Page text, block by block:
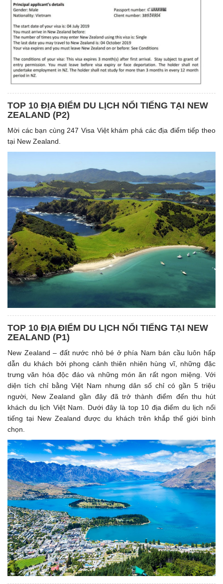
TOP 10 ĐỊA ĐIỂM DU LỊCH NỔI TIẾNG TẠI NEW
ZEALAND (P2)
Mời các bạn cùng 247 Visa Việt khám phá các địa điểm tiếp theo
tại New Zealand.
TOP 10 ĐỊA ĐIỂM DU LỊCH NỔI TIẾNG TẠI NEW
ZEALAND (P1)
New Zealand – đất nước nhỏ bé ở phía Nam bán cầu luôn hấp
dẫn du khách bởi phong cảnh thiên nhiên hùng vĩ, những đặc
trưng văn hóa độc đáo và những món ăn rất ngon miệng. Với
diện tích chỉ bằng Việt Nam nhưng dân số chỉ có gần 5 triệu
người, New Zealand gần đây đã trở thành điểm đến thu hút
khách du lịch Việt Nam. Dưới đây là top 10 địa điểm du lịch nổi
tiếng tại New Zealand được du khách trên khắp thế giới bình
chọn.